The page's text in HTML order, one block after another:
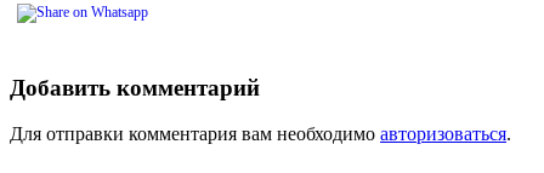
Добавить комментарий
Для отправки комментария вам необходимо авторизоваться.